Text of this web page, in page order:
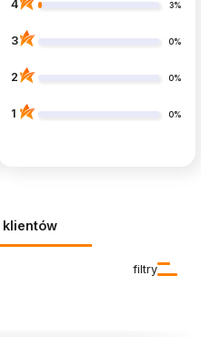
4 3%
3 0%
2 0%
1 0%
klientów
filtry